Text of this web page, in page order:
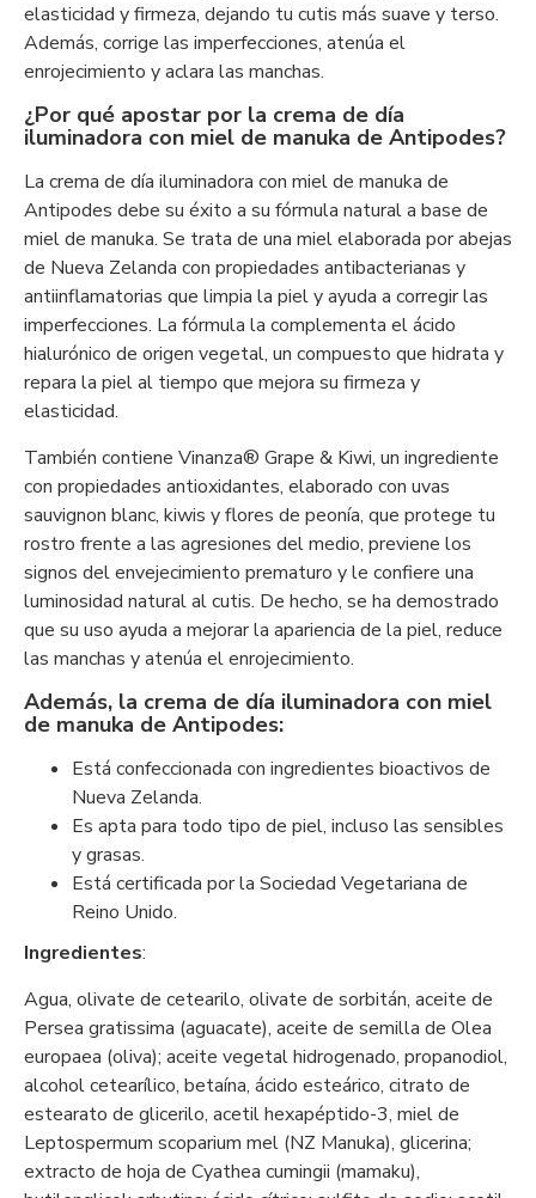
elasticidad y firmeza, dejando tu cutis más suave y terso.
Además, corrige las imperfecciones, atenúa el
enrojecimiento y aclara las manchas.
¿Por qué apostar por la crema de día
iluminadora con miel de manuka de Antipodes?
La crema de día iluminadora con miel de manuka de
Antipodes debe su éxito a su fórmula natural a base de
miel de manuka. Se trata de una miel elaborada por abejas
de Nueva Zelanda con propiedades antibacterianas y
antiinflamatorias que limpia la piel y ayuda a corregir las
imperfecciones. La fórmula la complementa el ácido
hialurónico de origen vegetal, un compuesto que hidrata y
repara la piel al tiempo que mejora su firmeza y
elasticidad.
También contiene Vinanza® Grape & Kiwi, un ingrediente
con propiedades antioxidantes, elaborado con uvas
sauvignon blanc, kiwis y flores de peonía, que protege tu
rostro frente a las agresiones del medio, previene los
signos del envejecimiento prematuro y le confiere una
luminosidad natural al cutis. De hecho, se ha demostrado
que su uso ayuda a mejorar la apariencia de la piel, reduce
las manchas y atenúa el enrojecimiento.
Además, la crema de día iluminadora con miel
de manuka de Antipodes:
Está confeccionada con ingredientes bioactivos de
Nueva Zelanda.
Es apta para todo tipo de piel, incluso las sensibles
y grasas.
Está certificada por la Sociedad Vegetariana de
Reino Unido.
Ingredientes:
Agua, olivate de cetearilo, olivate de sorbitán, aceite de
Persea gratissima (aguacate), aceite de semilla de Olea
europaea (oliva); aceite vegetal hidrogenado, propanodiol,
alcohol cetearílico, betaína, ácido esteárico, citrato de
estearato de glicerilo, acetil hexapéptido-3, miel de
Leptospermum scoparium mel (NZ Manuka), glicerina;
extracto de hoja de Cyathea cumingii (mamaku),